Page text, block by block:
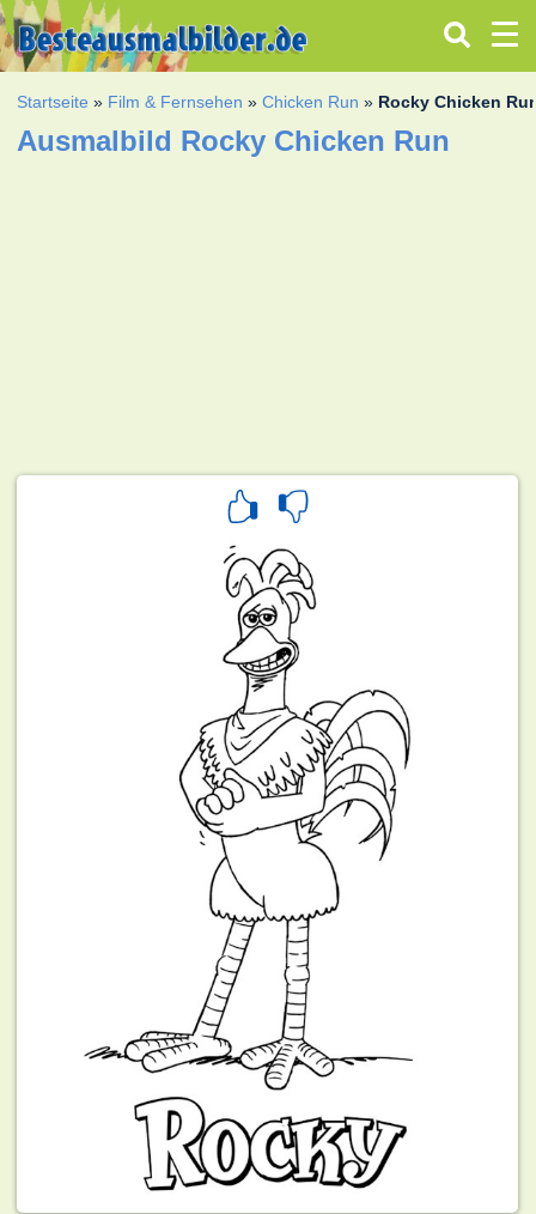
Startseite » Film & Fernsehen »Chicken Run » Rocky Chicken
Ausmalbild Rocky Chicken Run